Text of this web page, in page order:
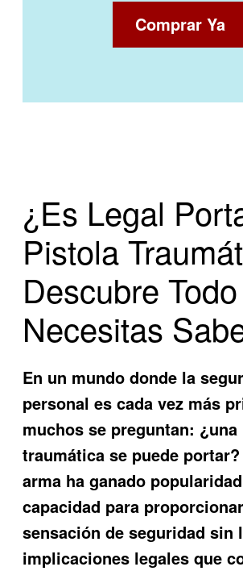
Comprar Ya
¿Es Legal
Pistola
Descubre
Necesitas
En un mundo donde la
personal es cada vez más
muchos se preguntan:
traumática se puede portar?
arma ha ganado
capacidad para
sensación de seguridad sin
implicaciones legales que